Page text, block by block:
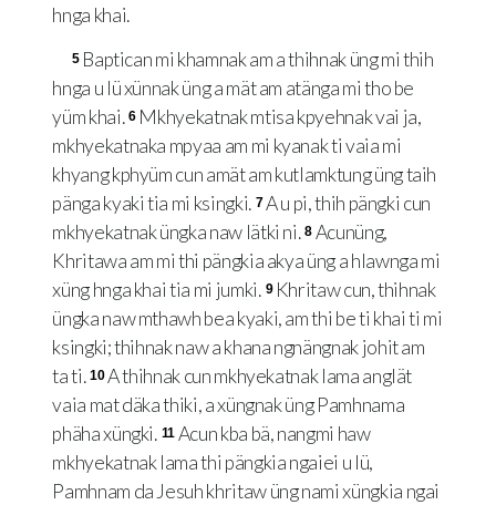
hnga khai.
5 Baptican mi khamnak am a thihnak üng mi thih
hnga u lü xünnak üng a mät am atänga mi tho be
yüm khai. 6 Mkhyekatnak mtisa kpyehnak vai ja,
mkhyekatnaka mpyaa am mi kyanak ti vaia mi
khyang kphyüm cun amät am kutlamktung üng taih
pänga kyaki tia mi ksingki. 7A u pi, thih pängki cun
mkhyekatnak üngka naw lätki ni. 8 Acunüng,
Khritawa am mi thi pängkia akya üng a hlawnga mi
xüng hnga khai tia mi jumki. 9 Khritaw cun, thihnak
üngka naw mthawh bea kyaki, am thi be ti khai ti mi
ksingki; thihnak naw a khana ngnängnak johit am
ta ti. 10A thihnak cun mkhyekatnak lama anglät
vaia mat däka thiki, a xüngnak üng Pamhnama
phäha xüngki. 11 Acun kba bä, nangmi haw
mkhyekatnak lama thi pängkia ngaiei u lü,
Pamhnam da Jesuh khritaw üng nami xüngkia ngai